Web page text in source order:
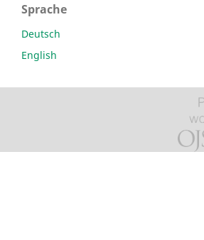
Sprache
Deutsch
English